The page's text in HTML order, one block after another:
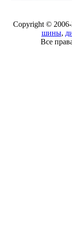
Copyright ©
шины,
Все